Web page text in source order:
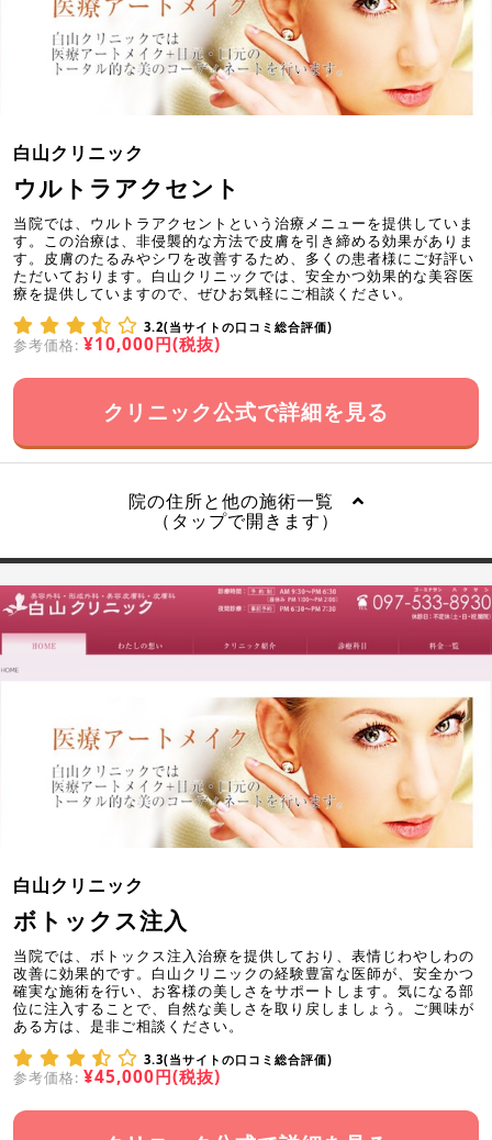
白山クリニック
ウルトラアクセント
当院では、ウルトラアクセントという治療メニューを提供していま
す。この治療は、非侵襲的な方法で皮膚を引き締める効果がありま
す。皮膚のたるみやシワを改善するため、多くの患者様にご好評い
ただいております。白山クリニックでは、安全かつ効果的な美容医
療を提供していますので、ぜひお気軽にご相談ください。
3.2(当サイトの口コミ総合評価)
参考価格: ¥10,000円(税抜)
クリニック公式で詳細を見る
院の住所と他の施術一覧
（タップで開きます）
白山クリニック
ボトックス注入
当院では、ボトックス注入治療を提供しており、表情じわやしわの
改善に効果的です。白山クリニックの経験豊富な医師が、安全かつ
確実な施術を行い、お客様の美しさをサポートします。気になる部
位に注入することで、自然な美しさを取り戻しましょう。ご興味が
ある方は、是非ご相談ください。
3.3(当サイトの口コミ総合評価)
参考価格: ¥45,000円(税抜)